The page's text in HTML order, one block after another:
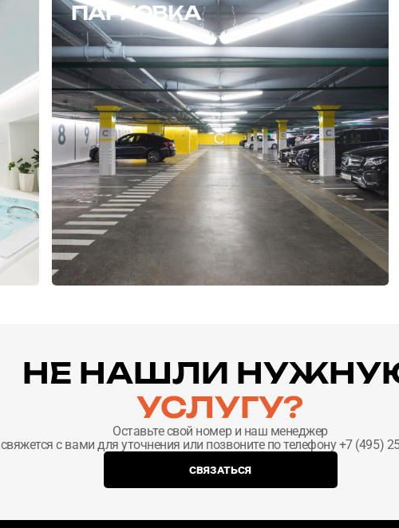
ПАРКОВКА
НЕ НАШЛИ
УСЛУГУ?
Оставьте свой номер и наш менеджер
свяжется с вами для уточнения или позвоните по телефону +7 (495)
СВЯЗАТЬСЯ